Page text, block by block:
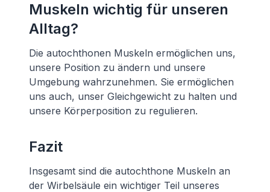
Muskeln wichtig für unseren
Alltag?
Die autochthonen Muskeln ermöglichen uns,
unsere Position zu ändern und unsere
Umgebung wahrzunehmen. Sie ermöglichen
uns auch, unser Gleichgewicht zu halten und
unsere Körperposition zu regulieren.
Fazit
Insgesamt sind die autochthone Muskeln an
der Wirbelsäule ein wichtiger Teil unseres